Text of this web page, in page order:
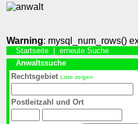
Warning: mysql_num_rows()
Startseite
erneute Suche
Anwaltssuche
Rechtsgebiet Liste zeigen
Postleitzahl und Ort